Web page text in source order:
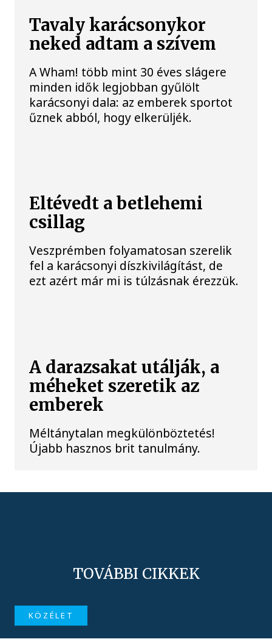
Tavaly karácsonykor
neked adtam a szívem
A Wham! több mint 30 éves slágere
minden idők legjobban gyűlölt
karácsonyi dala: az emberek sportot
űznek abból, hogy elkerüljék.
Eltévedt a betlehemi
csillag
Veszprémben folyamatosan szerelik
fel a karácsonyi díszkivilágítást, de
ezt azért már mi is túlzásnak érezzük.
A darazsakat utálják, a
méheket szeretik az
emberek
Méltánytalan megkülönböztetés!
Újabb hasznos brit tanulmány.
TOVÁBBI CIKKEK
KÖZÉLET